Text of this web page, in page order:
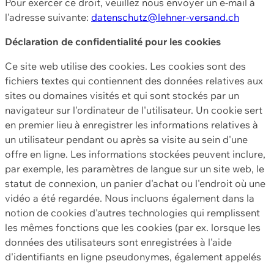
l'adresse suivante: datenschutz@lehner-versand.ch
Déclaration de confidentialité pour les cookies
Ce site web utilise des cookies. Les cookies sont des
fichiers textes qui contiennent des données relatives aux
sites ou domaines visités et qui sont stockés par un
navigateur sur l'ordinateur de l'utilisateur. Un cookie sert
en premier lieu à enregistrer les informations relatives à
un utilisateur pendant ou après sa visite au sein d'une
offre en ligne. Les informations stockées peuvent inclure,
par exemple, les paramètres de langue sur un site web, le
statut de connexion, un panier d'achat ou l'endroit où une
vidéo a été regardée. Nous incluons également dans la
notion de cookies d'autres technologies qui remplissent
les mêmes fonctions que les cookies (par ex. lorsque les
données des utilisateurs sont enregistrées à l'aide
d'identifiants en ligne pseudonymes, également appelés